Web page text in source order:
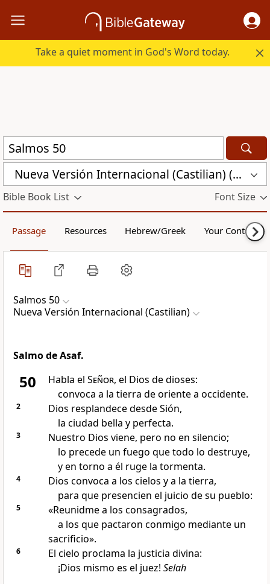
Take a quiet moment in God's Word today.
Nueva Versión Internacional (Castilian) (CST)
Bible Book List Font Size
Passage Resources Hebrew/Greek Your Content
Salmos 50
Nueva Versión Internacional (Castilian)
Salmo de Asaf.
50 Habla el Señor, el Dios de dioses:
convoca a la tierra de oriente a occidente.
2
Dios resplandece desde Sión,
la ciudad bella y perfecta.
3
Nuestro Dios viene, pero no en silencio;
lo precede un fuego que todo lo destruye,
y en torno a él ruge la tormenta.
4
Dios convoca a los cielos y a la tierra,
para que presencien el juicio de su pueblo:
5
«Reunidme a los consagrados,
a los que pactaron conmigo mediante un
sacrificio».
6
El cielo proclama la justicia divina:
¡Dios mismo es el juez! Selah